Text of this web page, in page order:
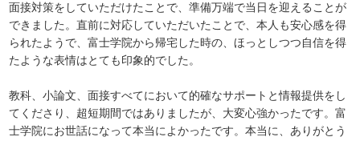
面接対策をしていただけたことで、準備万端で当日を迎えることが
できました。直前に対応していただいたことで、本人も安心感を得
られたようで、富士学院から帰宅した時の、ほっとしつつ自信を得
たような表情はとても印象的でした。
教科、小論文、面接すべてにおいて的確なサポートと情報提供をし
てくださり、超短期間ではありましたが、大変心強かったです。富
士学院にお世話になって本当によかったです。本当に、ありがとう